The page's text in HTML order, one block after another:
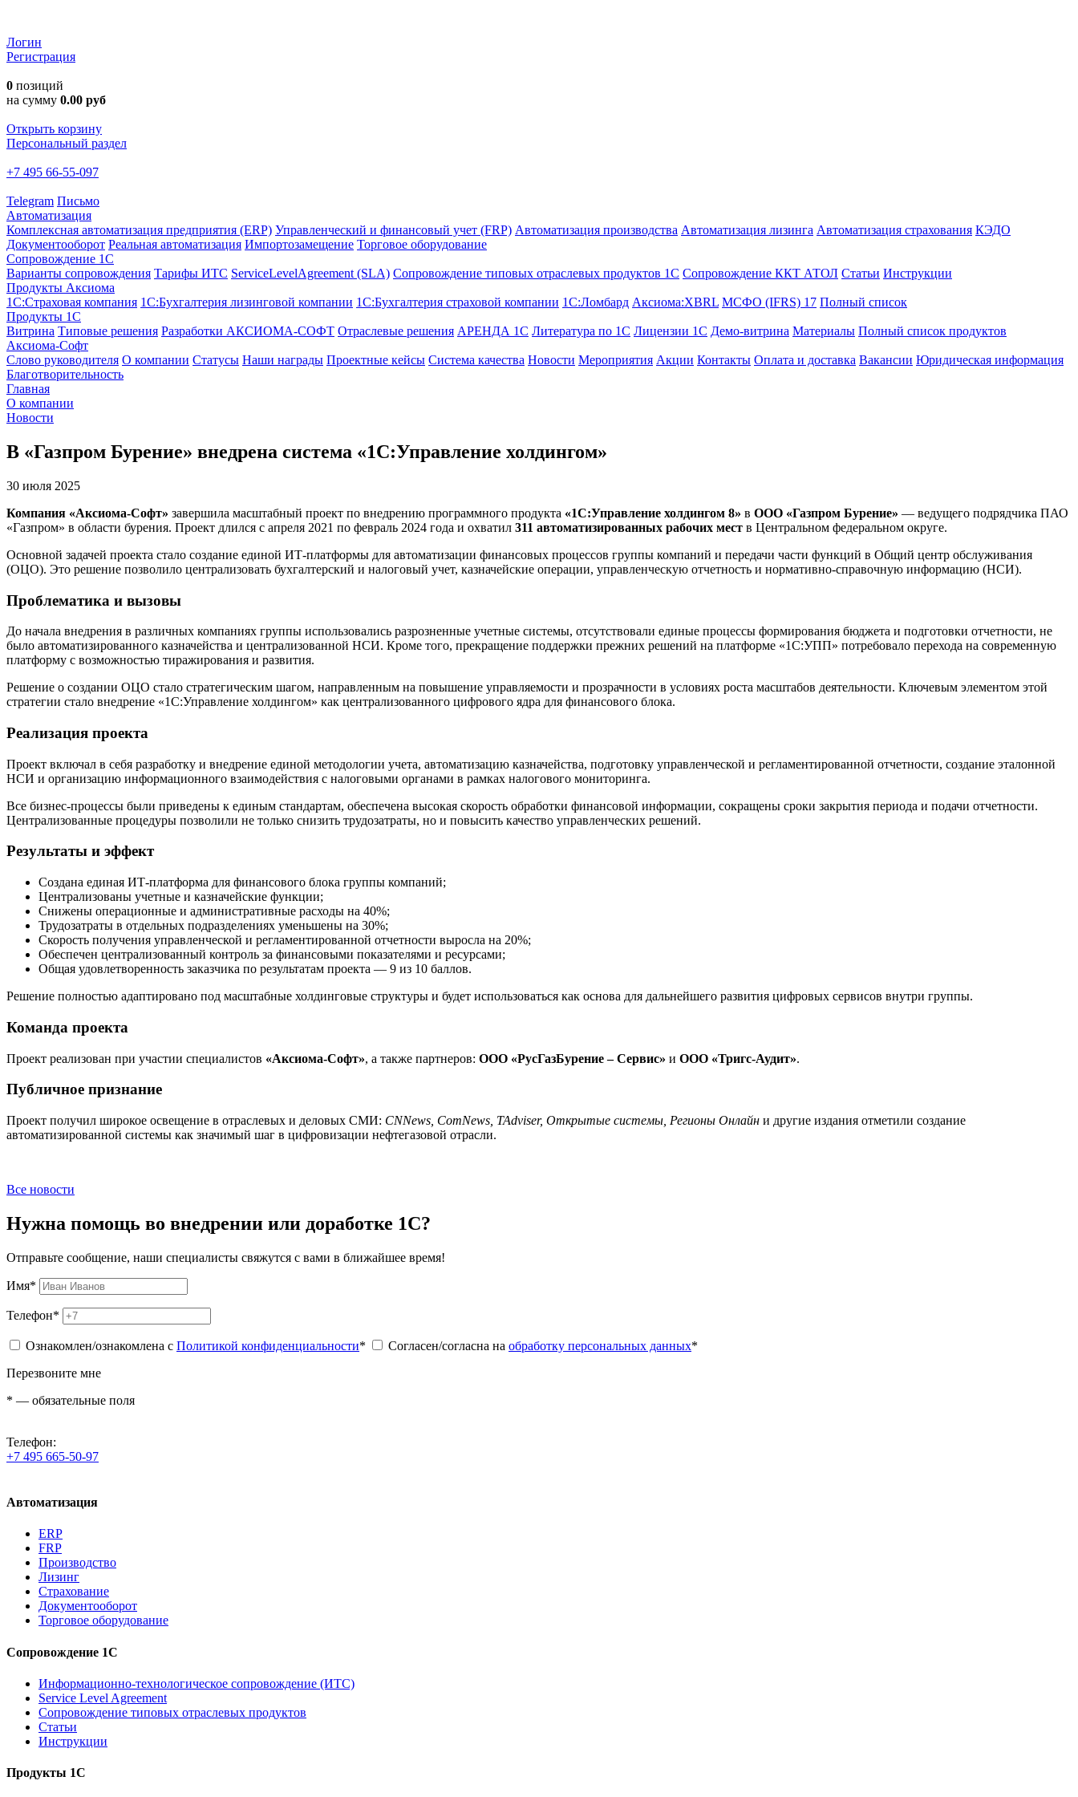
Логин
Регистрация
0 позиций
на сумму 0.00 руб
Открыть корзину
Персональный раздел
+7 495 66-55-097
Telegram Письмо
Автоматизация
Комплексная автоматизация предприятия (ERP) Управленческий и финансовый учет (FRP) Автоматизация производства Автоматизация лизинга Автоматизация страхования КЭДО
Документооборот Реальная автоматизация Импортозамещение Торговое оборудование
Сопровождение 1С
Варианты сопровождения Тарифы ИТС ServiceLevelAgreement (SLA) Сопровождение типовых отраслевых продуктов 1С Сопровождение ККТ АТОЛ Статьи Инструкции
Продукты Аксиома
1С:Страховая компания 1С:Бухгалтерия лизинговой компании 1С:Бухгалтерия страховой компании 1С:Ломбард Аксиома:XBRL МСФО (IFRS) 17 Полный список
Продукты 1С
Витрина Типовые решения Разработки АКСИОМА-СОФТ Отраслевые решения АРЕНДА 1С Литература по 1С Лицензии 1C Демо-витрина Материалы Полный список продуктов
Аксиома-Софт
Слово руководителя О компании Статусы Наши награды Проектные кейсы Система качества Новости Мероприятия Акции Контакты Оплата и доставка Вакансии Юридическая информация
Благотворительность
Главная
О компании
Новости
В «Газпром Бурение» внедрена система «1С:Управление холдингом»
30 июля 2025
Компания «Аксиома-Софт» завершила масштабный проект по внедрению программного продукта «1С:Управление холдингом 8» в ООО «Газпром Бурение» — ведущего подрядчика ПАО
«Газпром» в области бурения. Проект длился с апреля 2021 по февраль 2024 года и охватил 311 автоматизированных рабочих мест в Центральном федеральном округе.
Основной задачей проекта стало создание единой ИТ-платформы для автоматизации финансовых процессов группы компаний и передачи части функций в Общий центр обслуживания
(ОЦО). Это решение позволило централизовать бухгалтерский и налоговый учет, казначейские операции, управленческую отчетность и нормативно-справочную информацию (НСИ).
Проблематика и вызовы
До начала внедрения в различных компаниях группы использовались разрозненные учетные системы, отсутствовали единые процессы формирования бюджета и подготовки отчетности, не
было автоматизированного казначейства и централизованной НСИ. Кроме того, прекращение поддержки прежних решений на платформе «1С:УПП» потребовало перехода на современную
платформу с возможностью тиражирования и развития.
Решение о создании ОЦО стало стратегическим шагом, направленным на повышение управляемости и прозрачности в условиях роста масштабов деятельности. Ключевым элементом этой
стратегии стало внедрение «1С:Управление холдингом» как централизованного цифрового ядра для финансового блока.
Реализация проекта
Проект включал в себя разработку и внедрение единой методологии учета, автоматизацию казначейства, подготовку управленческой и регламентированной отчетности, создание эталонной
НСИ и организацию информационного взаимодействия с налоговыми органами в рамках налогового мониторинга.
Все бизнес-процессы были приведены к единым стандартам, обеспечена высокая скорость обработки финансовой информации, сокращены сроки закрытия периода и подачи отчетности.
Централизованные процедуры позволили не только снизить трудозатраты, но и повысить качество управленческих решений.
Результаты и эффект
Создана единая ИТ-платформа для финансового блока группы компаний;
Централизованы учетные и казначейские функции;
Снижены операционные и административные расходы на 40%;
Трудозатраты в отдельных подразделениях уменьшены на 30%;
Скорость получения управленческой и регламентированной отчетности выросла на 20%;
Обеспечен централизованный контроль за финансовыми показателями и ресурсами;
Общая удовлетворенность заказчика по результатам проекта — 9 из 10 баллов.
Решение полностью адаптировано под масштабные холдинговые структуры и будет использоваться как основа для дальнейшего развития цифровых сервисов внутри группы.
Команда проекта
Проект реализован при участии специалистов «Аксиома-Софт», а также партнеров: ООО «РусГазБурение – Сервис» и ООО «Тригс-Аудит».
Публичное признание
Проект получил широкое освещение в отраслевых и деловых СМИ: CNNews, ComNews, TAdviser, Открытые системы, Регионы Онлайн и другие издания отметили создание
автоматизированной системы как значимый шаг в цифровизации нефтегазовой отрасли.
Все новости
Нужна помощь во внедрении или доработке 1С?
Отправьте сообщение, наши специалисты свяжутся с вами в ближайшее время!
Имя*
Телефон*
Ознакомлен/ознакомлена с Политикой конфиденциальности* Согласен/согласна на обработку персональных данных*
Перезвоните мне
* — обязательные поля
Телефон:
+7 495 665-50-97
Автоматизация
ERP
FRP
Производство
Лизинг
Страхование
Документооборот
Торговое оборудование
Сопровождение 1С
Информационно-технологическое сопровождение (ИТС)
Service Level Agreement
Сопровождение типовых отраслевых продуктов
Статьи
Инструкции
Продукты 1С